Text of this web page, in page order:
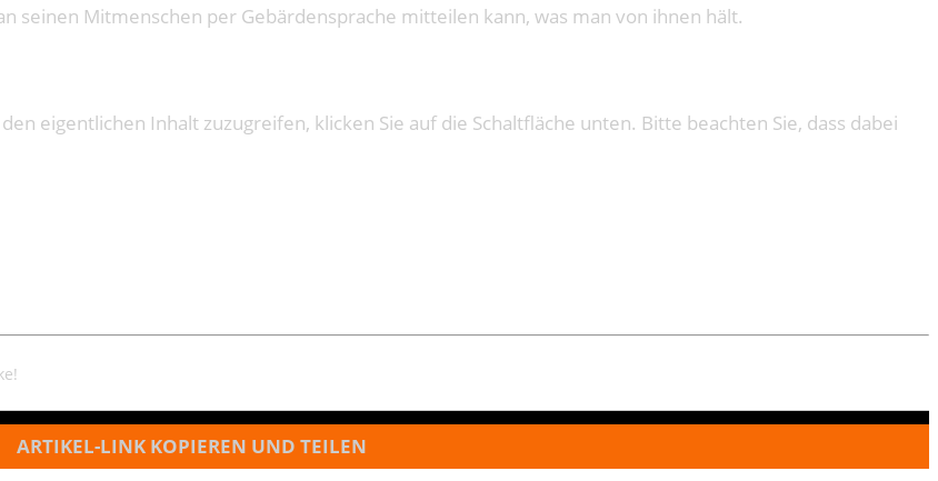
seinen Mitmenschen per Gebärdensprache mitteilen kann, was man von ihnen hält.
eigentlichen Inhalt zuzugreifen, klicken Sie auf die Schaltfläche unten. Bitte beachten Sie, dass dabei
ARTIKEL-LINK KOPIEREN UND TEILEN